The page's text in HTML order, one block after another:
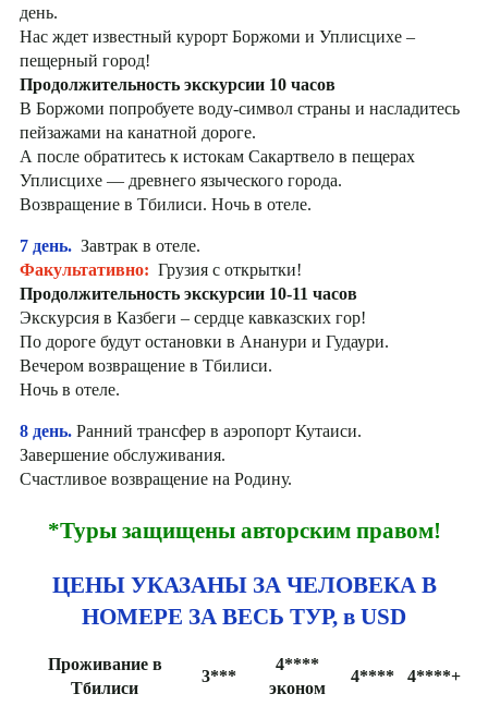
день.
Нас ждет известный курорт Боржоми и Уплисцихе –
пещерный город!
Продолжительность экскурсии 10 часов
В Боржоми попробуете воду-символ страны и насладитесь
пейзажами на канатной дороге.
А после обратитесь к истокам Сакартвело в пещерах
Уплисцихе — древнего языческого города.
Возвращение в Тбилиси. Ночь в отеле.
7 день. Завтрак в отеле.
Факультативно: Грузия с открытки!
Продолжительность экскурсии 10-11 часов
Экскурсия в Казбеги – сердце кавказских гор!
По дороге будут остановки в Ананури и Гудаури.
Вечером возвращение в Тбилиси.
Ночь в отеле.
8 день. Ранний трансфер в аэропорт Кутаиси.
Завершение обслуживания.
Счастливое возвращение на Родину.
*Туры защищены авторским правом!
ЦЕНЫ УКАЗАНЫ ЗА ЧЕЛОВЕКА В
НОМЕРЕ ЗА ВЕСЬ ТУР, в USD
Проживание в
Тбилиси
3***
4****
эконом
4**** 4****+